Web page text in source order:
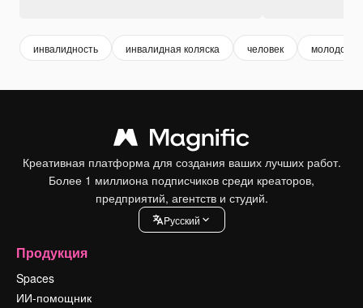
инвалидность инвалидная коляска человек молодой
Креативная платформа для создания ваших лучших работ.
Более 1 миллиона подписчиков среди креаторов,
предприятий, агентств и студий.
Pусский
Продукция
Spaces
ИИ-помощник